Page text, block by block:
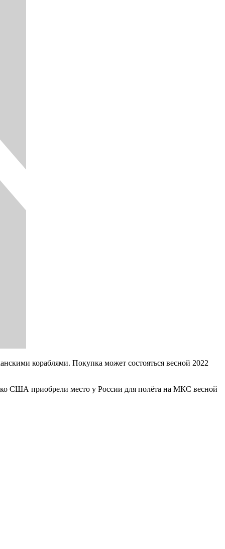
кораблями. Покупка может состояться весной 2022
США приобрели место у России для полёта на МКС весной